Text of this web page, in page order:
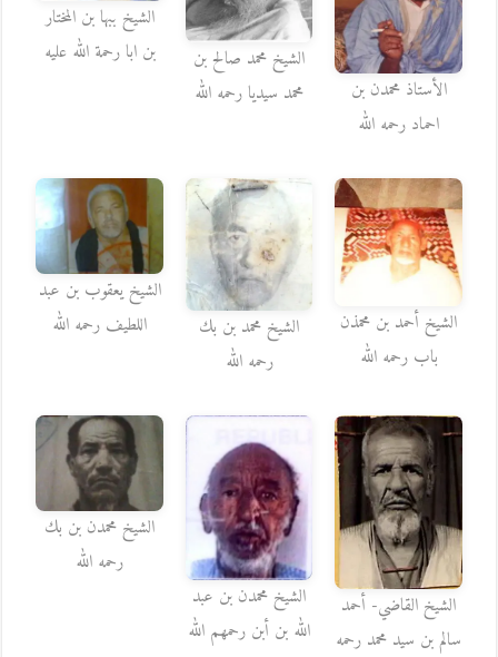
الأستاذ محمدن بن
احماد رحمه الله
الشيخ محمد صالح بن
محمد سيديا رحمه الله
الشيخ ببها بن المختار
بن ابا رحمة الله عليه
الشيخ أحمد بن محمذن
باب رحمه الله
الشيخ محمد بن بك
رحمه الله
الشيخ يعقوب بن عبد
اللطيف رحمه الله
الشيخ القاضي- أحمد
سالم بن سيد محمد رحمه
الشيخ محمدن بن عبد
الله بن أبن رحمهم الله
الشيخ محمدن بن بك
رحمه الله